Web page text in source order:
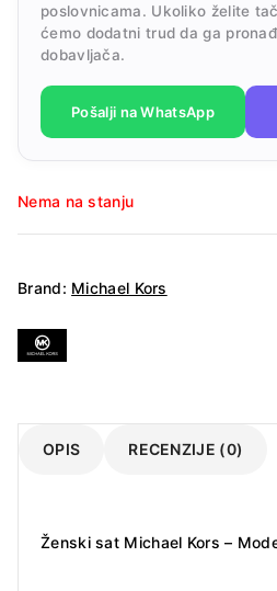
poslovnicama. Ukoliko želite
ćemo dodatni trud da ga
dobavljača.
Pošalji na WhatsApp
Nema na stanju
Brand: Michael Kors
OPIS RECENZIJE (0)
Ženski sat Michael Kors –